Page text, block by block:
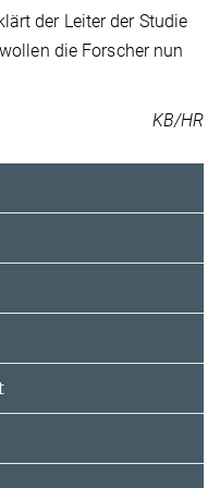
der Leiter der Studie
die Forscher nun
KB/HR